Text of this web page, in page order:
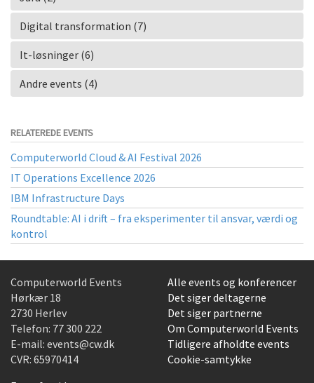
Digital transformation (7)
It-løsninger (6)
Andre events (4)
RELATEREDE EVENTS
Computerworld Cloud & AI Festival 2026
IT Operations Excellence 2026
IBM Infrastructure Days
Roundtable: AI i drift – fra eksperimenter til ansvar, værdi og
kontrol
Computerworld Events
Hørkær 18
2730 Herlev
Telefon: 77 300 222
E-mail: events@cw.dk
CVR: 65970414
Alle events og konferencer
Det siger deltagerne
Det siger partnerne
Om Computerworld Events
Tidligere afholdte events
Cookie-samtykke